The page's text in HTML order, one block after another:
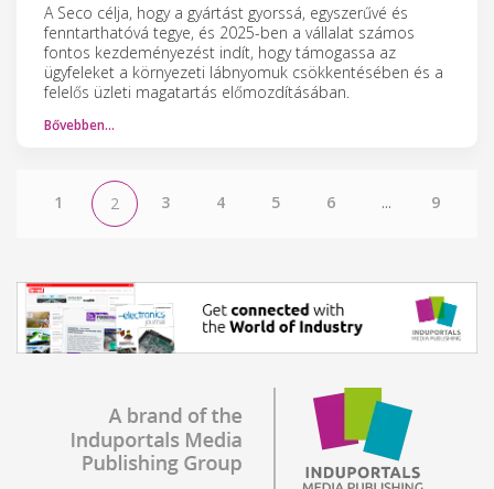
A Seco célja, hogy a gyártást gyorssá, egyszerűvé és
fenntarthatóvá tegye, és 2025-ben a vállalat számos
fontos kezdeményezést indít, hogy támogassa az
ügyfeleket a környezeti lábnyomuk csökkentésében és a
felelős üzleti magatartás előmozdításában.
Bővebben…
1 2 3 4 5 6 ... 9